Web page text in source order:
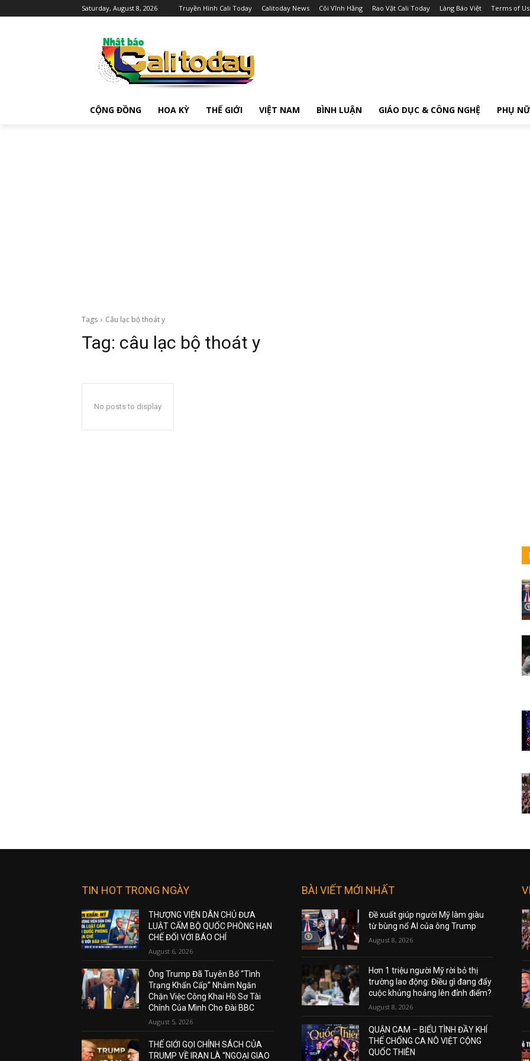
Saturday, August 8, 2026 Truyền Hình Cali Today Calitoday News Cõi Vĩnh Hằng Rao Vặt Cali Today Làng Báo Việt Terms of
CỘNG ĐỒNG HOA KỲ THẾ GIỚI VIỆT NAM BÌNH LUẬN GIÁO DỤC & CÔNG NGHỆ PHỤ NỮ
Tags Câu lạc bộ thoát y
Tag: câu lạc bộ thoát y
No posts to display
TIN HOT TRONG NGÀY
THƯỢNG VIỆN DÂN CHỦ ĐƯA
LUẬT CẤM BỘ QUỐC PHÒNG HẠN
CHẾ ĐỐI VỚI BÁO CHÍ
August 6, 2026
Ông Trump Đã Tuyên Bố “Tình
Trạng Khẩn Cấp” Nhằm Ngăn
Chặn Việc Công Khai Hồ Sơ Tài
Chính Của Mình Cho Đài BBC
August 5, 2026
THẾ GIỚI GỌI CHÍNH SÁCH CỦA
TRUMP VỀ IRAN LÀ “NGOẠI GIAO
BÀI VIẾT MỚI NHẤT
Đề xuất giúp người Mỹ làm giàu
từ bùng nổ AI của ông Trump
August 8, 2026
Hơn 1 triệu người Mỹ rời bỏ thị
trường lao động: Điều gì đang đẩy
cuộc khủng hoảng lên đỉnh điểm?
August 8, 2026
QUẬN CAM – BIỂU TÌNH ĐẦY KHÍ
THẾ CHỐNG CA NÔ VIỆT CỘNG
QUỐC THIÊN